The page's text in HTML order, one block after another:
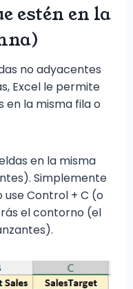
estén en la
no adyacentes
Excel le permite
la misma fila o
en la misma
Simplemente
use Control + C (o
el contorno (el